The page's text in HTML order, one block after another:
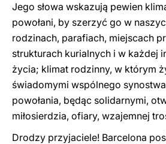
Jego słowa wskazują pewien
powołani, by szerzyć go w
rodzinach, parafiach, miejscach
strukturach kurialnych i w każdej
życia; klimat rodzinny, w którym
świadomymi wspólnego
powołania, będąc solidarnymi,
miłosierdzia, ofiary, wzajemnej
Drodzy przyjaciele! Barcelona